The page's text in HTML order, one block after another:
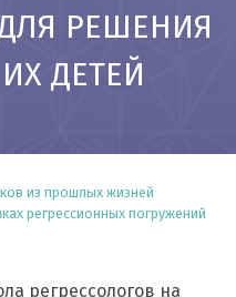
РЕШЕНИЯ
ДЕТЕЙ
из прошлых жизней
регрессионных погружений
регрессологов на